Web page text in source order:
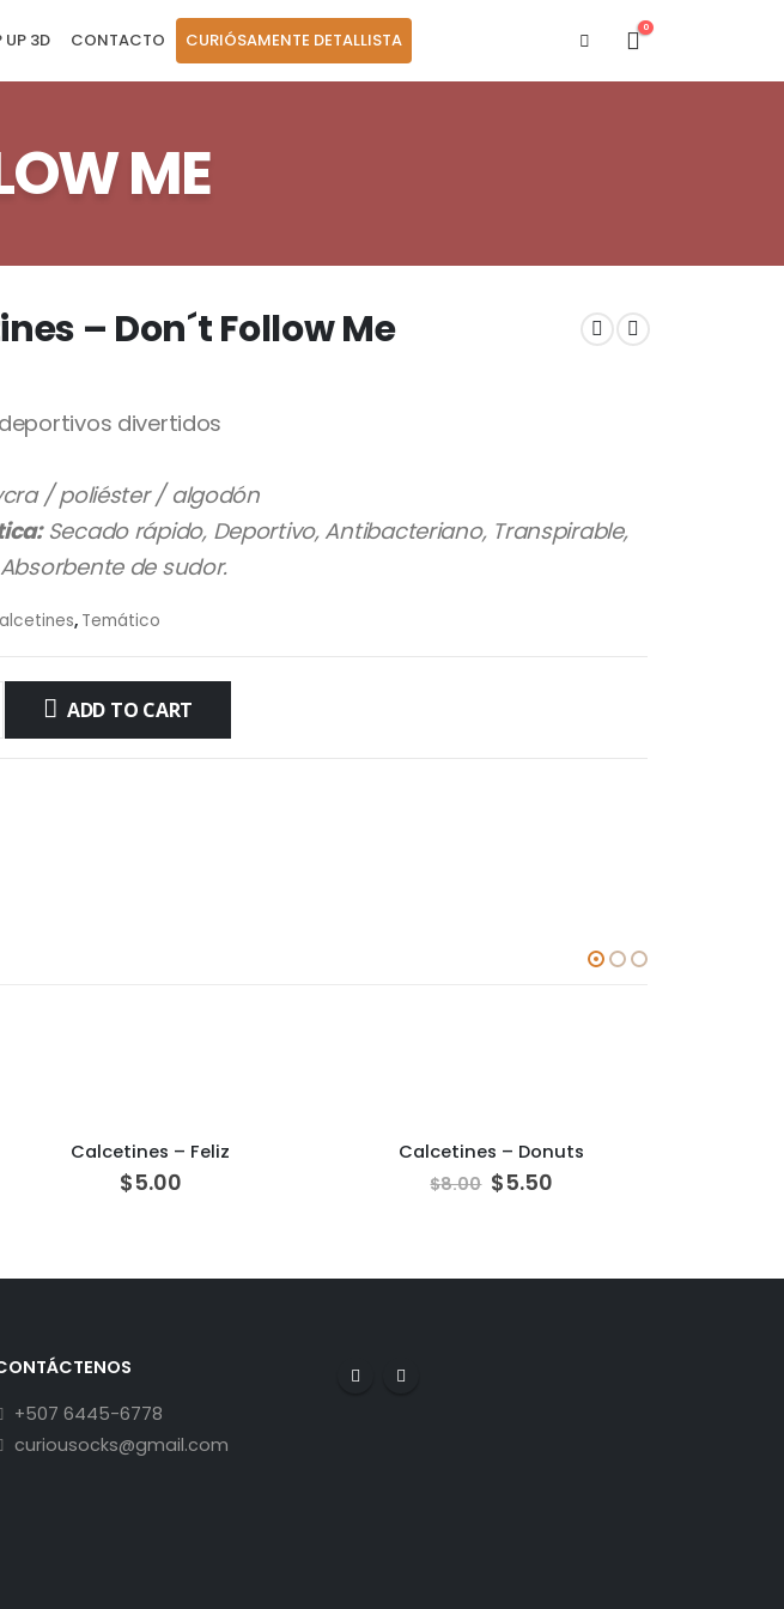
UP 3D CONTACTO CURIÓSAMENTE DETALLISTA
0
ME
– Don´t Follow Me
divertidos
/ poliéster / algodón
Secado rápido, Deportivo, Antibacteriano, Transpirable,
de sudor.
, Temático
ADD TO CART
Calcetines – Feliz
$5.00
Calcetines – Donuts
$8.00 $5.50
+507 6445-6778
curiousocks@gmail.com